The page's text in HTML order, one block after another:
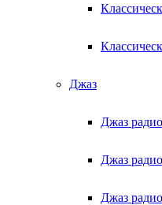
Джаз
Джаз
Джаз
Джаз